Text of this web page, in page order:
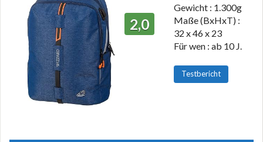
2,0
Gewicht : 1.300g
Maße (BxHxT) :
32 x 46 x 23
Für wen : ab 10 J.
Testbericht